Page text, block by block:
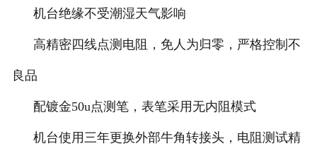
机台绝缘不受潮湿天气影响
高精密四线点测电阻，免人为归零，严格控制不
良品
配镀金50u点测笔，表笔采用无内阻模式
机台使用三年更换外部牛角转接头，电阻测试精